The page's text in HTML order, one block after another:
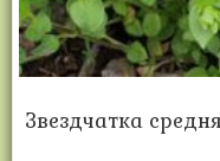
Звездчатка